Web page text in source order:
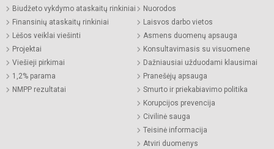
Biudžeto vykdymo ataskaitų rinkiniai
Finansinių ataskaitų rinkiniai
Lėšos veiklai viešinti
Projektai
Viešieji pirkimai
1,2% parama
NMPP rezultatai
Nuorodos
Laisvos darbo vietos
Asmens duomenų apsauga
Konsultavimasis su visuomene
Dažniausiai užduodami klausimai
Pranešėjų apsauga
Smurto ir priekabiavimo politika
Korupcijos prevencija
Civilinė sauga
Teisinė informacija
Atviri duomenys